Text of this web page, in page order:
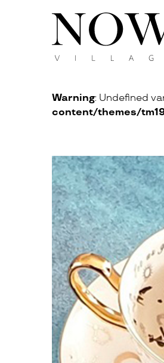
Warning: Undefined
content/themes/